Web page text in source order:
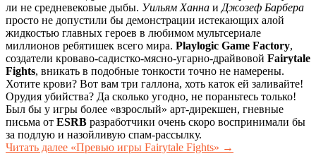
ли не средневековые дыбы. Уильям Ханна и Джозеф Барбера
просто не допустили бы демонстрации истекающих алой
жидкостью главных героев в любимом мультсериале
миллионов ребятишек всего мира. Playlogic Game Factory,
создатели кроваво-садистко-мясно-угарно-драйвовой Fairytale
Fights, вникать в подобные тонкости точно не намерены.
Хотите крови? Вот вам три галлона, хоть каток ей заливайте!
Орудия убийства? Да сколько угодно, не пораньтесь только!
Был бы у игры более «взрослый» арт-дирекшен, гневные
письма от ESRB разработчики очень скоро воспринимали бы
за подлую и назойливую спам-рассылку.
Читать далее «Превью игры Fairytale Fights» →